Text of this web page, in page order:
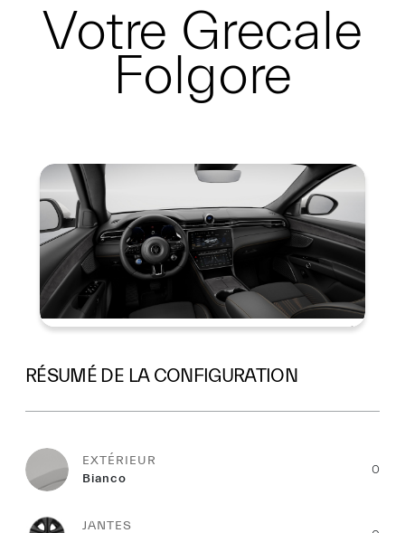
Votre Grecale
Folgore
Résumé
RÉSUMÉ DE LA CONFIGURATION
EXTÉRIEUR
Bianco
0
JANTES